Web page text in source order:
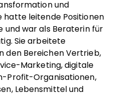
und
hatte leitende Positionen
und war als Beraterin für
Sie arbeitete
den Bereichen Vertrieb,
Marketing, digitale
Profit-Organisationen,
Lebensmittel und